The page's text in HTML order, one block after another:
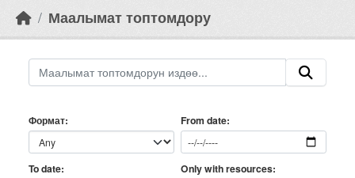
Маалымат топтомдору
Формат From date
To date Only with resources